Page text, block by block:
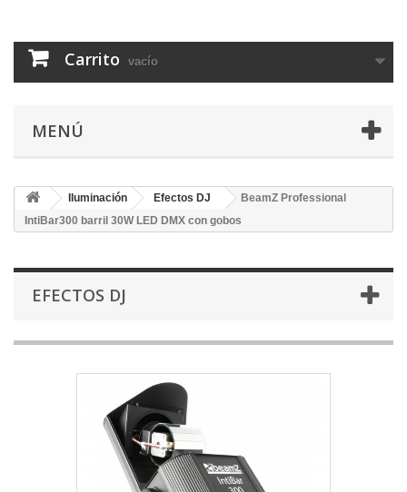
Carrito vacío
MENÚ
Iluminación Efectos DJ
BeamZ Professional
IntiBar300 barril 30W LED DMX con gobos
EFECTOS DJ